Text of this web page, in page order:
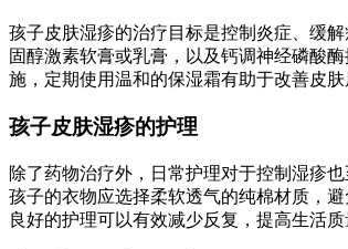
孩子皮肤湿疹的治疗目标是控制炎症、缓
固醇激素软膏或乳膏，以及钙调神经磷酸
施，定期使用温和的保湿霜有助于改善皮
孩子皮肤湿疹的护理
除了药物治疗外，日常护理对于控制湿疹
孩子的衣物应选择柔软透气的纯棉材质，
良好的护理可以有效减少反复，提高生活质